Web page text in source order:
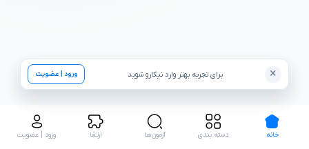
× برای تجربه بهتر وارد نیکارو شوید ورود | عضویت
خانه دسته بندی آزمون‌ها ارتقا ورود | عضویت